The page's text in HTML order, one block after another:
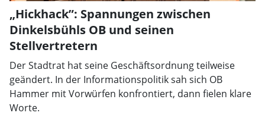
„Hickhack”: Spannungen zwischen
Dinkelsbühls OB und seinen
Stellvertretern
Der Stadtrat hat seine Geschäftsordnung teilweise
geändert. In der Informationspolitik sah sich OB
Hammer mit Vorwürfen konfrontiert, dann fielen klare
Worte.